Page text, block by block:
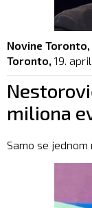
Novine
Toronto, 19.
miliona
Samo se